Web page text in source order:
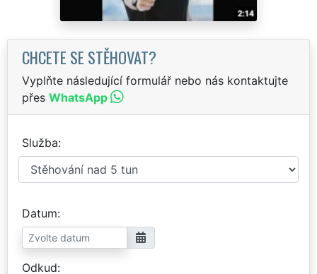
CHCETE SE STĚHOVAT?
Vyplňte následující formulář nebo nás kontaktujte
přes WhatsApp
Služba
Datum
Odkud